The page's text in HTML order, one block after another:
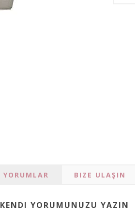
YORUMLAR BIZE ULAŞIN
KENDI YORUMUNUZU YAZIN